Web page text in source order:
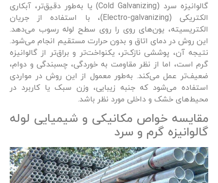
گالوانیزه سرد (Cold Galvanizing) یا به‌طور دقیق‌تر، آبکاری
الکتریکی (Electro-galvanizing)، با استفاده از جریان
الکتریسیته، یون‌های روی را روی سطح لوله رسوب می‌دهد.
این روش در دمای اتاق و بدون حرارت مستقیم انجام می‌شود.
نتیجه آن، پوششی نازک‌تر، یکنواخت‌تر و براق‌تر از گالوانیزه
گرم است، اما از نظر مقاومت به خوردگی، چسبندگی و دوام،
ضعیف‌تر عمل می‌کند. به‌طور معمول از این روش در مواردی
استفاده می‌شود که جنبه زیبایی، وزن سبک یا کاربرد در
محیط‌های خشک و داخلی مورد نظر باشد.
مقایسه خواص مکانیکی و شیمیایی لوله
گالوانیزه گرم و سرد